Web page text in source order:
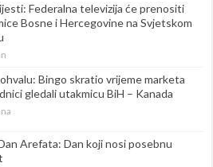
Federalna televizija će prenositi
Bosne i Hercegovine na Svjetskom
Bingo skratio vrijeme marketa
gledali utakmicu BiH – Kanada
Arefata: Dan koji nosi posebnu